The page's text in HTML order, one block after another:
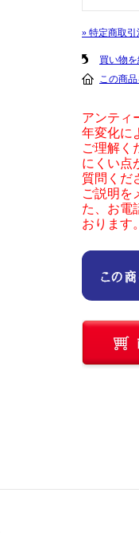
» 特定商取
買い物
この商
アンティ
年変化に
ご理解く
にくい点
質問くだ
ご説明を
た、お電
おります